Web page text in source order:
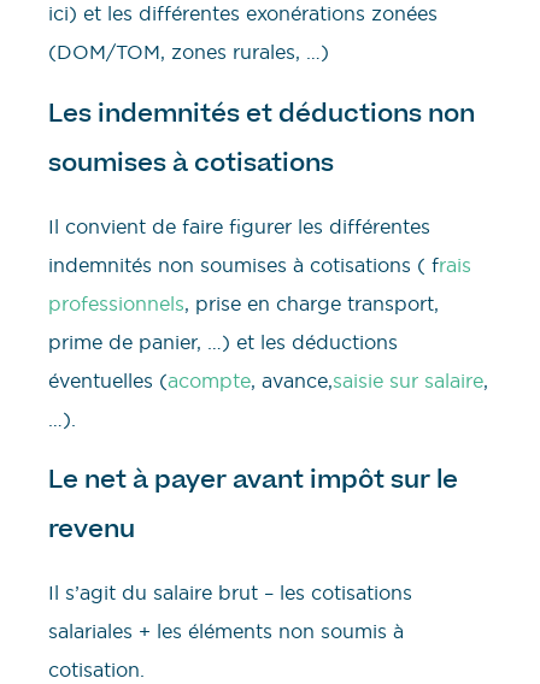
ici) et les différentes exonérations zonées
(DOM/TOM, zones rurales, …)
Les indemnités et déductions non
soumises à cotisations
Il convient de faire figurer les différentes
indemnités non soumises à cotisations ( frais
professionnels, prise en charge transport,
prime de panier, …) et les déductions
éventuelles (acompte, avance,saisie sur salaire,
…).
Le net à payer avant impôt sur le
revenu
Il s’agit du salaire brut – les cotisations
salariales + les éléments non soumis à
cotisation.